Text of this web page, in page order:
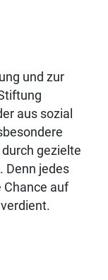
und zur
aus sozial
gezielte
Denn jedes
Chance auf